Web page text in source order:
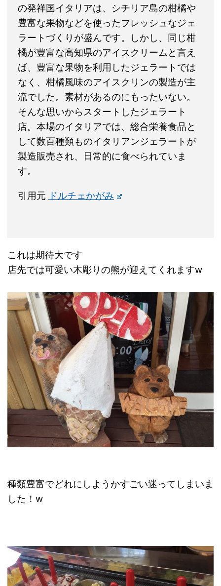
の発祥国イタリアは、シチリア島の柑橘や
豊富な果物などを使ったフレッシュなジェ
ラートづくりが盛んです。しかし、同じ柑
橘が豊富な高知県のアイスクリームと言え
ば、豊富な果物を利用したジェラートでは
なく、柑橘風味のアイスクリンの製造が主
流でした。素材があるのにもったいない。
そんな思いからスタートしたジェラート
店。本場のイタリアでは、総合栄養食品と
して数百種類ものイタリアンジェラートが
製造販売され、日常的に食べられていま
す。
引用元 ドルチェかがみ
これは期待大です
店先では可愛い木彫りの熊が迎えてくれますw
種類豊富でどれにしようかすごい迷ってしまいま
した！w